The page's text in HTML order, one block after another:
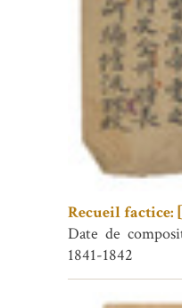
Recueil factice:
Date de
1841-1842